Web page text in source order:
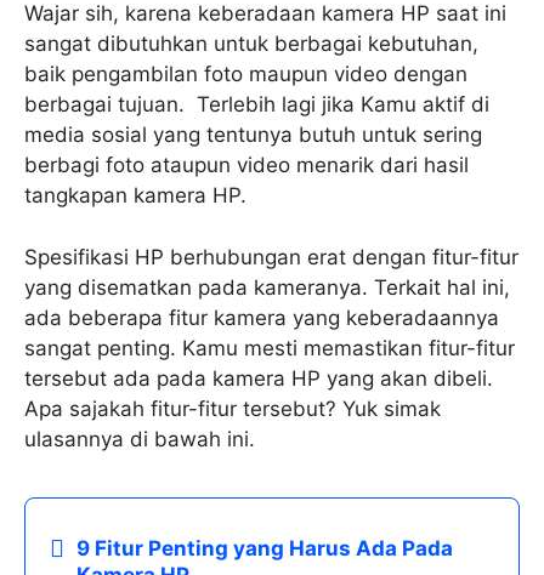
Wajar sih, karena keberadaan kamera HP saat ini
sangat dibutuhkan untuk berbagai kebutuhan,
baik pengambilan foto maupun video dengan
berbagai tujuan. Terlebih lagi jika Kamu aktif di
media sosial yang tentunya butuh untuk sering
berbagi foto ataupun video menarik dari hasil
tangkapan kamera HP.
Spesifikasi HP berhubungan erat dengan fitur-fitur
yang disematkan pada kameranya. Terkait hal ini,
ada beberapa fitur kamera yang keberadaannya
sangat penting. Kamu mesti memastikan fitur-fitur
tersebut ada pada kamera HP yang akan dibeli.
Apa sajakah fitur-fitur tersebut? Yuk simak
ulasannya di bawah ini.
9 Fitur Penting yang Harus Ada Pada